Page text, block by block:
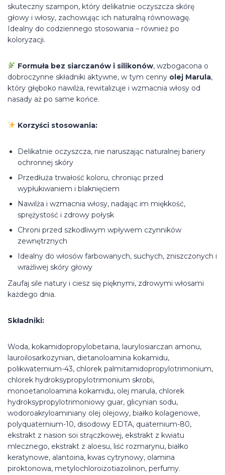
skuteczny szampon, który delikatnie oczyszcza skórę
głowy i włosy, zachowując ich naturalną równowagę.
Idealny do codziennego stosowania – również po
koloryzacji.
Formuła bez siarczanów i silikonów, wzbogacona o
dobroczynne składniki aktywne, w tym cenny olej Marula,
który głęboko nawilża, rewitalizuje i wzmacnia włosy od
nasady aż po same końce.
Korzyści stosowania:
Delikatnie oczyszcza, nie naruszając naturalnej bariery
ochronnej skóry
Przedłuża trwałość koloru, chroniąc przed
wypłukiwaniem i blaknięciem
Nawilża i wzmacnia włosy, nadając im miękkość,
sprężystość i zdrowy połysk
Chroni przed szkodliwym wpływem czynników
zewnętrznych
Idealny do włosów farbowanych, suchych, zniszczonych i
wrażliwej skóry głowy
Zaufaj sile natury i ciesz się pięknymi, zdrowymi włosami
każdego dnia.
Składniki:
Woda, kokamidopropylobetaina, laurylosiarczan amonu,
lauroilosarkozynian, dietanoloamina kokamidu,
polikwaternium-43, chlorek palmitamidopropylotrimonium,
chlorek hydroksypropylotrimonium skrobi,
monoetanoloamina kokamidu, olej marula, chlorek
hydroksypropylotrimoniowy guar, glicynian sodu,
wodoroakryloaminiany olej olejowy, białko kolagenowe,
polyquaternium-10, disodowy EDTA, quaternium-80,
ekstrakt z nasion soi strączkowej, ekstrakt z kwiatu
mlecznego, ekstrakt z aloesu, liść rozmarynu, białko
keratynowe, alantoina, kwas cytrynowy, olamina
piroktonowa, metylochloroizotiazolinon, perfumy.